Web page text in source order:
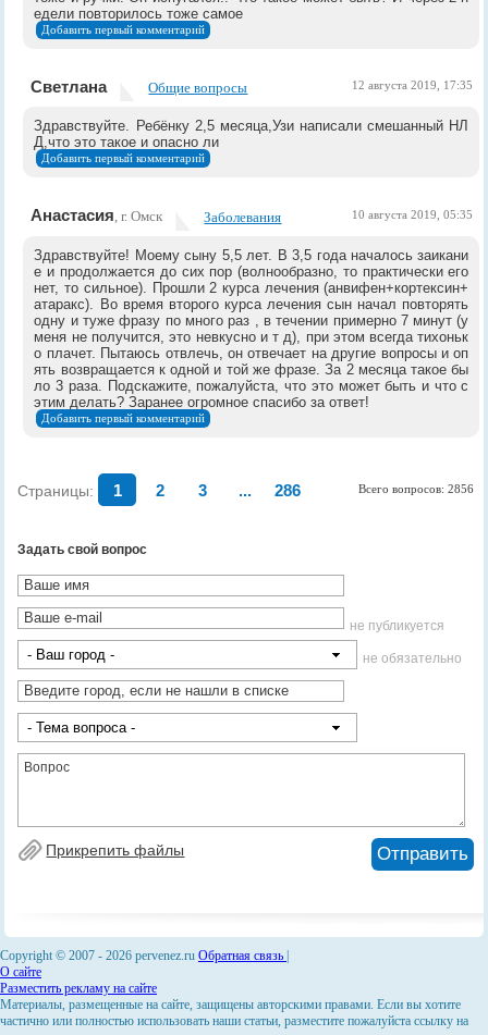
едели повторилось тоже самое
Добавить первый комментарий
Светлана Общие вопросы 12 августа 2019, 17:35
Здравствуйте. Ребёнку 2,5 месяца,Узи написали смешанный НЛ
Д,что это такое и опасно ли
Добавить первый комментарий
Анастасия , г. Омск Заболевания 10 августа 2019, 05:35
Здравствуйте! Моему сыну 5,5 лет. В 3,5 года началось заикани
е и продолжается до сих пор (волнообразно, то практически его
нет, то сильное). Прошли 2 курса лечения (анвифен+кортексин+
атаракс). Во время второго курса лечения сын начал повторять
одну и туже фразу по много раз , в течении примерно 7 минут (у
меня не получится, это невкусно и т д), при этом всегда тихоньк
о плачет. Пытаюсь отвлечь, он отвечает на другие вопросы и оп
ять возвращается к одной и той же фразе. За 2 месяца такое бы
ло 3 раза. Подскажите, пожалуйста, что это может быть и что с
этим делать? Заранее огромное спасибо за ответ!
Добавить первый комментарий
Страницы: 1 2 3 ... 286 Всего вопросов: 2856
Задать свой вопрос
не публикуется
не обязательно
Copyright © 2007 - 2026 pervenez.ru Обратная связь
О сайте
Разместить рекламу на сайте
Материалы, размещенные на сайте, защищены авторскими правами. Если вы хотите
частично или полностью использовать наши статьи, разместите пожалуйста ссылку на